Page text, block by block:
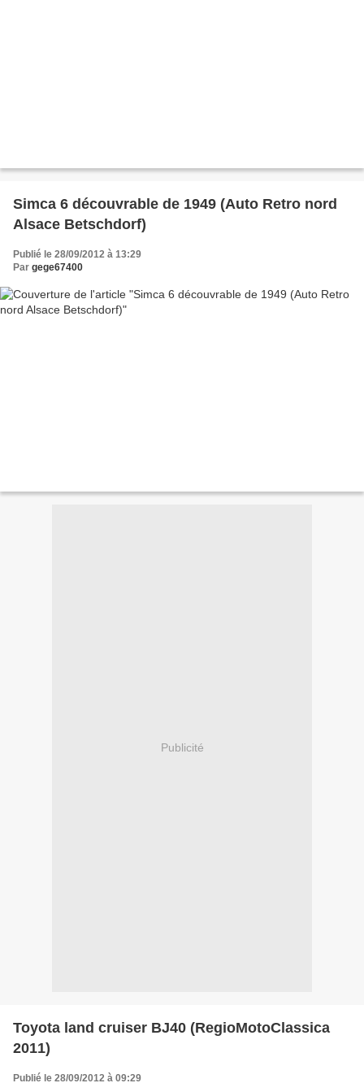
Simca 6 découvrable de 1949 (Auto Retro nord
Alsace Betschdorf)
Publié le 28/09/2012 à 13:29
Par gege67400
Publicité
Toyota land cruiser BJ40 (RegioMotoClassica
2011)
Publié le 28/09/2012 à 09:29